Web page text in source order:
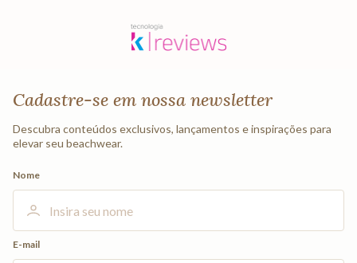
Cadastre-se em nossa newsletter
Descubra conteúdos exclusivos, lançamentos e inspirações para
elevar seu beachwear.
Nome
E-mail